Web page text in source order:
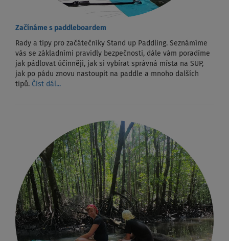
Začínáme s paddleboardem
Rady a tipy pro začátečníky Stand up Paddling. Seznámíme
vás se základními pravidly bezpečnosti, dále vám poradíme
jak pádlovat účinněji, jak si vybírat správná místa na SUP,
jak po pádu znovu nastoupit na paddle a mnoho dalších
tipů. Číst dál...